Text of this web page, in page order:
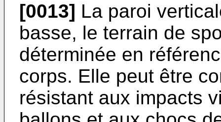
[0013] La paroi
basse, le terrain de
déterminée en
corps. Elle peut être
résistant aux impacts